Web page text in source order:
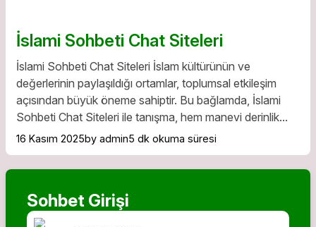
İslami Sohbeti Chat Siteleri
İslami Sohbeti Chat Siteleri İslam kültürünün ve
değerlerinin paylaşıldığı ortamlar, toplumsal etkileşim
açısından büyük öneme sahiptir. Bu bağlamda, İslami
Sohbeti Chat Siteleri ile tanışma, hem manevi derinlik...
16 Kasım 2025by admin5 dk okuma süresi
Sohbet Girişi